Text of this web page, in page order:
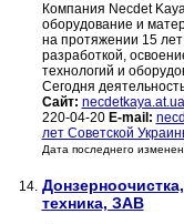
Компания Necdet
оборудование и
на протяжении 15
разработкой,
технологий и
Сегодня
Сайт: necdetkaya.at.ua
220-04-20 E-mail:
лет Советской
Дата последнего
14.
техника, ЗАВ